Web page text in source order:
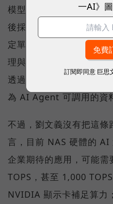
模型的選擇權，QNAP
後採用哪一個模型，可由
定單一 AI 供應商。
理與模型情境協定（
透過自然語言查詢狀態
為 AI Agent 可調用的資
不過，劉文義沒有把這條
言，目前 NAS 硬體的 AI
企業期待的應用，可能
TOPS，甚至 1,000
NVIDIA 顯示卡補足算力
一AI》
訂閱即同意 巨思